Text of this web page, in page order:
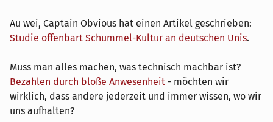
Au wei, Captain Obvious hat einen Artikel geschrieben:
Studie offenbart Schummel-Kultur an deutschen Unis.
Muss man alles machen, was technisch machbar ist?
Bezahlen durch bloße Anwesenheit - möchten wir
wirklich, dass andere jederzeit und immer wissen, wo wir
uns aufhalten?